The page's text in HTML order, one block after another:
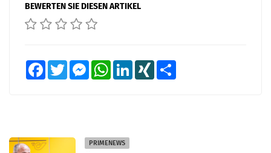
BEWERTEN SIE DIESEN ARTIKEL
FacebookTwitter MessengerWhatsAppLinkedInXING
PRIMENEWS